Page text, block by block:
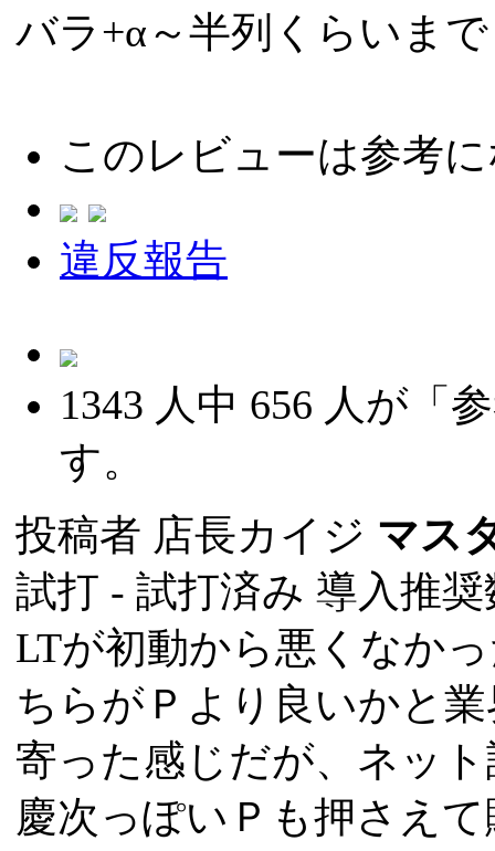
バラ+α～半列くらいまで
このレビューは参考
違反報告
1343 人中 656 人が「
す。
投稿者 店長カイジ マス
試打 - 試打済み 導入推
LTが初動から悪くなか
ちらがＰより良いかと
寄った感じだが、ネッ
慶次っぽいＰも押さえ